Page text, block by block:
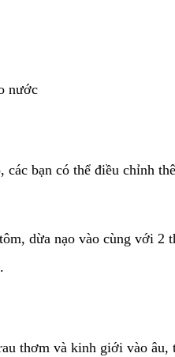
nước
bạn có thể điều chỉnh
dừa nạo vào cùng với
thơm và kinh giới vào